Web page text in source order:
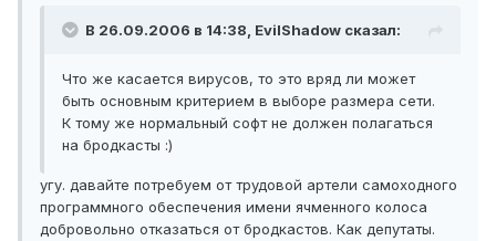
В 26.09.2006 в 14:38, EvilShadow сказал:
Что же касается вирусов, то это вряд ли может
быть основным критерием в выборе размера сети.
К тому же нормальный софт не должен полагаться
на бродкасты :)
угу. давайте потребуем от трудовой артели самоходного
программного обеспечения имени ячменного колоса
добровольно отказаться от бродкастов. Как депутаты.